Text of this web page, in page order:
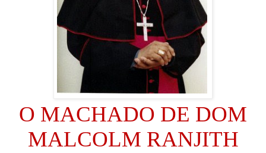
O MACHADO DE DOM
MALCOLM RANJITH